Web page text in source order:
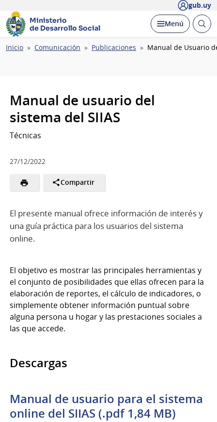
gub.uy
Ministerio
de Desarrollo Social
Desplegar
Menú Abrir
Ruta
Inicio Comunicación Publicaciones Manual de Usuario
Manual de usuario del
sistema del SIIAS
Técnicas
27/12/2022
Compartir
El presente manual ofrece información de interés y
una guía práctica para los usuarios del sistema
online.
El objetivo es mostrar las principales herramientas y
el conjunto de posibilidades que ellas ofrecen para la
elaboración de reportes, el cálculo de indicadores, o
simplemente obtener información puntual sobre
alguna persona u hogar y las prestaciones sociales a
las que accede.
Descargas
Manual de usuario para el sistema
online del SIIAS (.pdf 1,84 MB)